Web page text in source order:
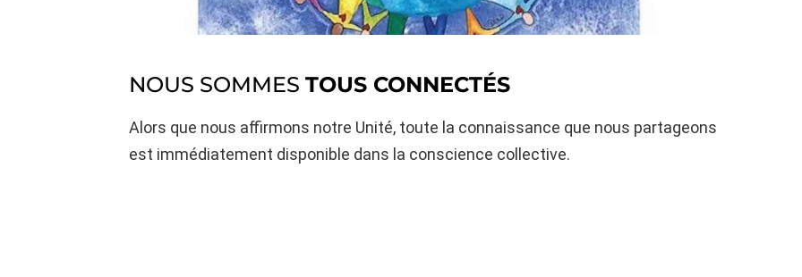
NOUS SOMMES TOUS CONNECTÉS
Alors que nous affirmons notre Unité, toute la connaissance que nous partageons
est immédiatement disponible dans la conscience collective.